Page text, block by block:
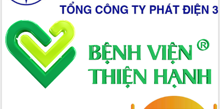
Quyết liệt tháo gỡ vướng mắc, đẩy
nhanh tiến độ các dự án trọng điểm
trong Khu kinh tế Nam Phú Yên
Hòn Yến phát triển du lịch gắn với bảo
tồn biển
Lấy ý kiến điều chỉnh Quy hoạch tỉnh
Đắk Lắk thời kỳ 2021-2030, tầm nhìn
đến năm 2050
Phát động chiến dịch 30 ngày đêm